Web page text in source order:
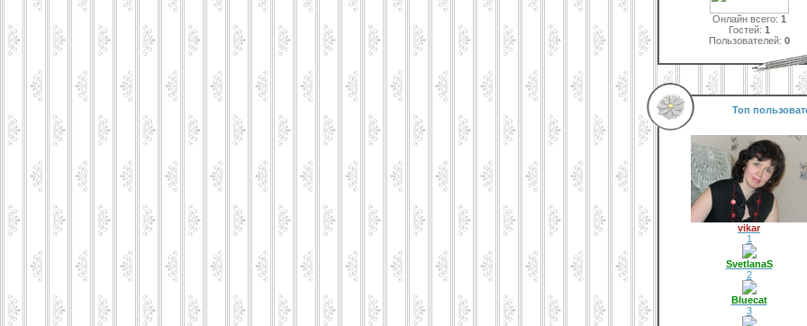
Онлайн всего: 1
Гостей: 1
Пользователей: 0
Топ
vikar
1
SvetlanaS
2
Bluecat
3